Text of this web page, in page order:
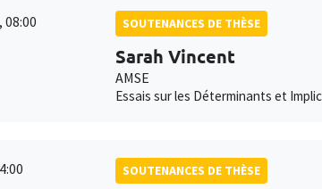
SOUTENANCES DE THÈSE
Sarah Vincent
AMSE
Essais sur les Déterminants et
SOUTENANCES DE THÈSE